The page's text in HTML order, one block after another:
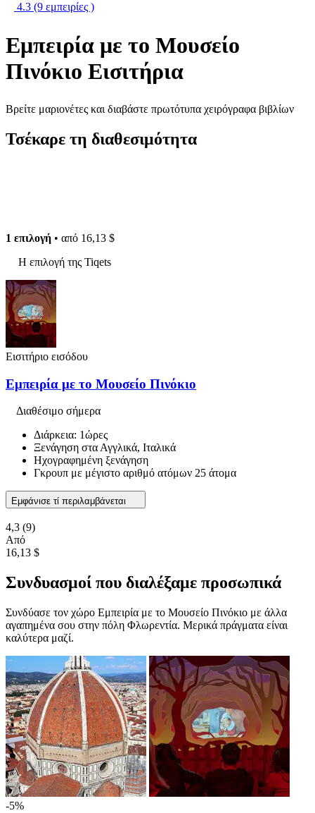
4.3 (9 εμπειρίες )
Εμπειρία με το Μουσείο
Πινόκιο Εισιτήρια
Βρείτε μαριονέτες και διαβάστε πρωτότυπα χειρόγραφα βιβλίων
Τσέκαρε τη διαθεσιμότητα
1 επιλογή • από 16,13 $
Η επιλογή της Tiqets
Εισιτήριο εισόδου
Εμπειρία με το Μουσείο Πινόκιο
Διαθέσιμο σήμερα
Διάρκεια: 1ώρες
Ξενάγηση στα Αγγλικά, Ιταλικά
Ηχογραφημένη ξενάγηση
Γκρουπ με μέγιστο αριθμό ατόμων 25 άτομα
Εμφάνισε τί περιλαμβάνεται
4,3 (9)
Από
16,13 $
Συνδυασμοί που διαλέξαμε προσωπικά
Συνδύασε τον χώρο Εμπειρία με το Μουσείο Πινόκιο με άλλα
αγαπημένα σου στην πόλη Φλωρεντία. Μερικά πράγματα είναι
καλύτερα μαζί.
-5%